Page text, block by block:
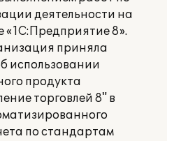
деятельности на
«1С:Предприятие 8».
приняла
использовании
продукта
торговлей 8" в
по стандартам